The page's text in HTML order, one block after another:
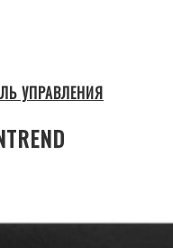
УПРАВЛЕНИЯ